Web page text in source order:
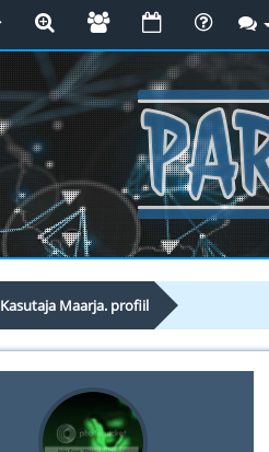
Kasutaja Maarja. profiil